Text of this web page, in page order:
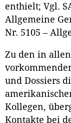
enthielt; Vgl.
Allgemeine
Nr. 5105 –
Zu den in
und Dossiers
Kollegen,
Kontakte bei